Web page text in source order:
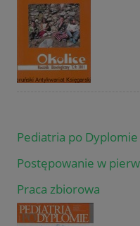
Pediatria po
Postępowanie w
Praca zbiorowa